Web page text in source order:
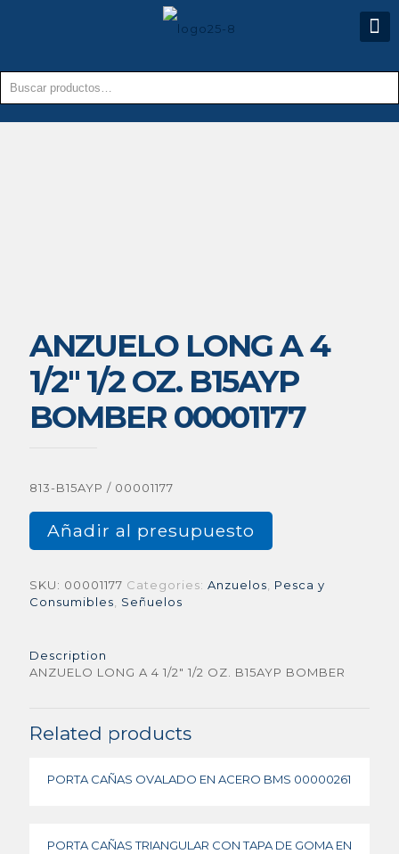
ANZUELO LONG A 4
1/2″ 1/2 OZ. B15AYP
BOMBER 00001177
813-B15AYP / 00001177
Añadir al presupuesto
SKU: 00001177 Categories: Anzuelos
Pesca y
Consumibles
Señuelos
Description
ANZUELO LONG A 4 1/2″ 1/2 OZ. B15AYP BOMBER
Related products
PORTA CAÑAS OVALADO EN ACERO BMS 00000261
PORTA CAÑAS TRIANGULAR CON TAPA DE GOMA EN